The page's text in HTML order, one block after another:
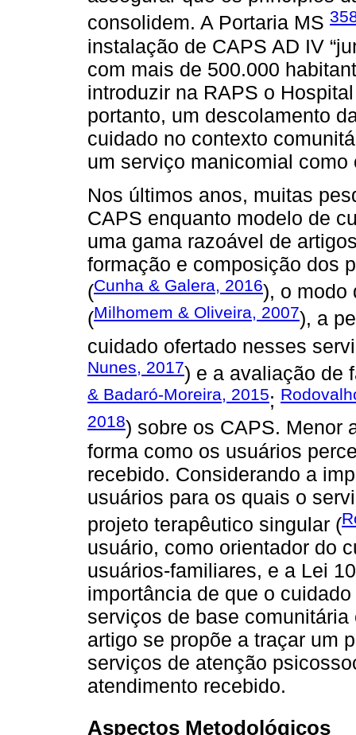
consolidem. A Portaria MS
instalação de CAPS AD IV
com mais de 500.000
introduzir na RAPS o
portanto, um descolamento
cuidado no contexto
um serviço manicomial
Nos últimos anos, muitas
CAPS enquanto modelo de
uma gama razoável de
formação e composição dos
(Cunha & Galera, 2016), o modo
(Milhomem & Oliveira, 2007), a
cuidado ofertado nesses
Nunes, 2017) e a avaliação de
& Badaró-Moreira, 2015;
2018) sobre os CAPS. Menor
forma como os usuários
recebido. Considerando a
usuários para os quais o
projeto terapêutico singular (
usuário, como orientador do
usuários-familiares, e a Lei
importância de que o
serviços de base
artigo se propõe a traçar um
serviços de atenção
atendimento recebido.
Aspectos Metodológicos